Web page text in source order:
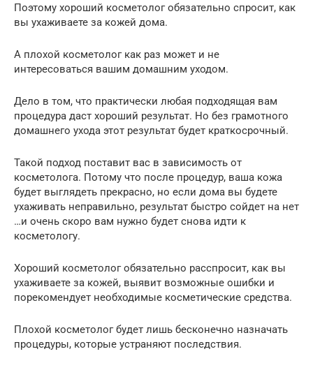
Поэтому хороший косметолог обязательно спросит, как
вы ухаживаете за кожей дома.
А плохой косметолог как раз может и не
интересоваться вашим домашним уходом.
Дело в том, что практически любая подходящая вам
процедура даст хороший результат. Но без грамотного
домашнего ухода этот результат будет краткосрочный.
Такой подход поставит вас в зависимость от
косметолога. Потому что после процедур, ваша кожа
будет выглядеть прекрасно, но если дома вы будете
ухаживать неправильно, результат быстро сойдет на нет
…и очень скоро вам нужно будет снова идти к
косметологу.
Хороший косметолог обязательно расспросит, как вы
ухаживаете за кожей, выявит возможные ошибки и
порекомендует необходимые косметические средства.
Плохой косметолог будет лишь бесконечно назначать
процедуры, которые устраняют последствия.